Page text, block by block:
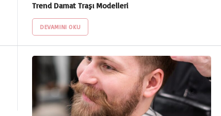
Trend Damat Traşı Modelleri
DEVAMINI OKU